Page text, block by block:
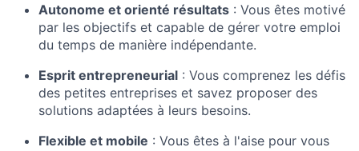
Autonome et orienté résultats : Vous êtes motivé
par les objectifs et capable de gérer votre emploi
du temps de manière indépendante.
Esprit entrepreneurial : Vous comprenez les défis
des petites entreprises et savez proposer des
solutions adaptées à leurs besoins.
Flexible et mobile : Vous êtes à l'aise pour vous